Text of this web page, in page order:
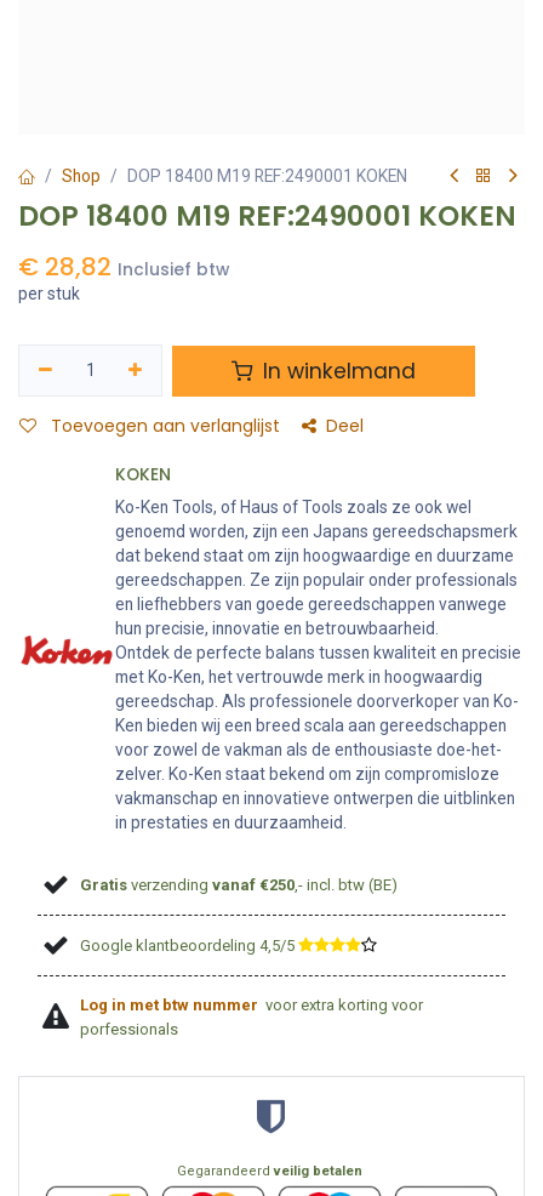
Shop DOP 18400 M19 REF:2490001 KOKEN
DOP 18400 M19 REF:2490001 KOKEN
€ 28,82 Inclusief btw
per stuk
In winkelmand
Toevoegen aan verlanglijst Deel
KOKEN
Ko-Ken Tools, of Haus of Tools zoals ze ook wel
genoemd worden, zijn een Japans gereedschapsmerk
dat bekend staat om zijn hoogwaardige en duurzame
gereedschappen. Ze zijn populair onder professionals
en liefhebbers van goede gereedschappen vanwege
hun precisie, innovatie en betrouwbaarheid.
Ontdek de perfecte balans tussen kwaliteit en precisie
met Ko-Ken, het vertrouwde merk in hoogwaardig
gereedschap. Als professionele doorverkoper van Ko-
Ken bieden wij een breed scala aan gereedschappen
voor zowel de vakman als de enthousiaste doe-het-
zelver. Ko-Ken staat bekend om zijn compromisloze
vakmanschap en innovatieve ontwerpen die uitblinken
in prestaties en duurzaamheid.
Gratis verzendingvanaf €250 ,- incl. btw (BE)
Google klantbeoordeling 4,5/5 ​
Log in met btw nummer voor extra korting voor
porfessionals
Gegarandeerdveilig betalen